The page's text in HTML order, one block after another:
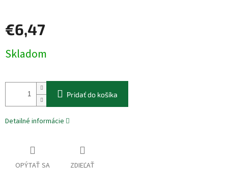
€6,47
cena:
Skladom
Pridať do košíka
Detailné informácie
OPÝTAŤ SA ZDIEĽAŤ